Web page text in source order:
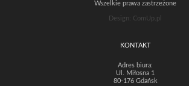
Wszelkie prawa zastrzeżone
Design: ComUp.pl
KONTAKT
Adres biura:
Ul. Miłosna 1
80-176 Gdańsk